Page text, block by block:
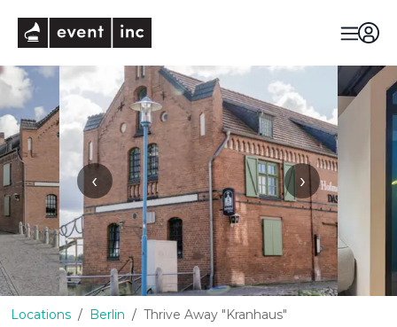
‹ ›
Locations Berlin Thrive Away "Kranhaus"